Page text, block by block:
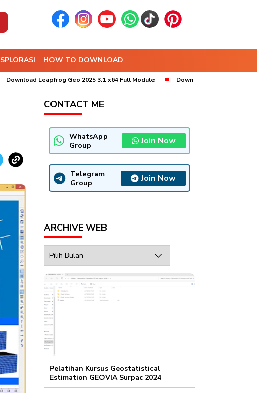
HOW TO DOWNLOAD
Leapfrog Geo 2025 3.1 x64 Full Module Download MineSched 2025 x64
CONTACT ME
WhatsApp
Group
Join Now
Telegram
Group
Join Now
ARCHIVE WEB
Web
Pelatihan Kursus Geostatistical
Estimation GEOVIA Surpac 2024